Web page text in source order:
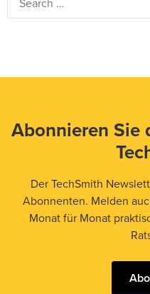
Abonnieren Sie
Der TechSmith
Abonnenten. Melden
Monat für Monat